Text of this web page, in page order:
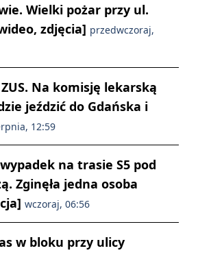
Wielki pożar przy ul.
zdjęcia] przedwczoraj,
Na komisję lekarską
jeździć do Gdańska i
12:59
na trasie S5 pod
Zginęła jedna osoba
wczoraj, 06:56
w bloku przy ulicy